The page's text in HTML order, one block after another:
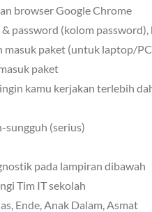
browser Google Chrome
password (kolom
paket (untuk laptop/
paket
kamu kerjakan terlebih
sungguh (serius)
pada lampiran dibawah
Tim IT sekolah
Ende, Anak Dalam, Asmat